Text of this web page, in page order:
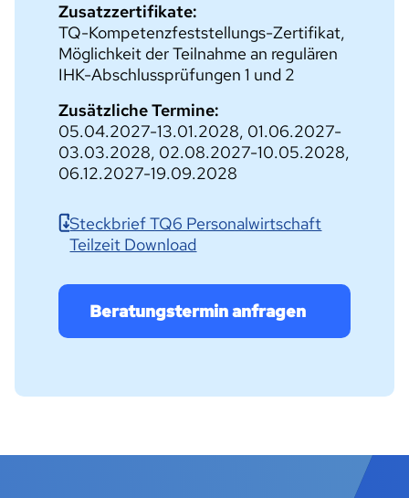
Zusatzzertifikate:
TQ-Kompetenzfeststellungs-Zertifikat,
Möglichkeit der Teilnahme an regulären
IHK-Abschlussprüfungen 1 und 2
Zusätzliche Termine:
05.04.2027-13.01.2028, 01.06.2027-
03.03.2028, 02.08.2027-10.05.2028,
06.12.2027-19.09.2028
Steckbrief TQ6 Personalwirtschaft
Teilzeit Download
Beratungstermin anfragen